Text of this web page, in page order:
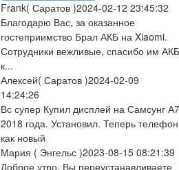
Frank( Саратов )2024-02-12 23:45:32
Благодарю Вас, за оказанное
гостеприимство Брал АКБ на Xiaomi.
Сотрудники вежливые, спасибо им АКБ
к...
Алексей( Саратов )2024-02-09
14:24:26
Вс супер Купил дисплей на Самсунг А7
2018 года. Установил. Теперь телефон
как новый
Мария ( Энгельс )2023-08-15 08:21:39
Доброе утро. Вы переустанавливаете